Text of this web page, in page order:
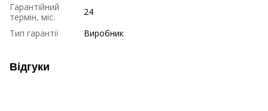
Гарантійний
термін, міс.
24
Тип гарантії
Виробник
Відгуки